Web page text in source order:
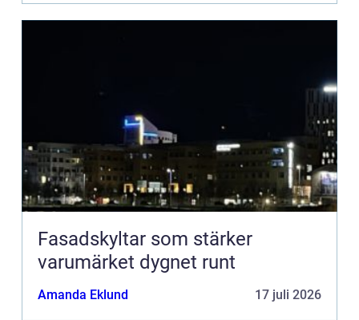
Fasadskyltar som stärker
varumärket dygnet runt
Amanda Eklund 17 juli 2026